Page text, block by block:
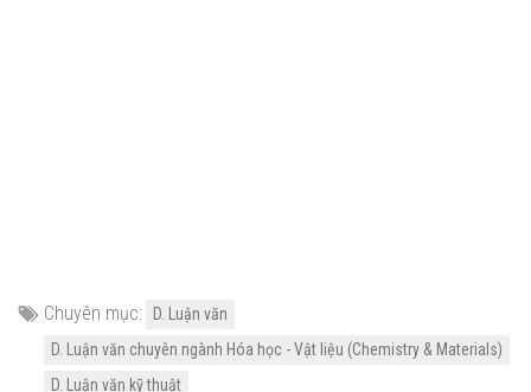
Chuyên mục:
D. Luận văn
D. Luận văn chuyên ngành Hóa học - Vật liệu (Chemistry & Materials)
D. Luận văn kỹ thuật